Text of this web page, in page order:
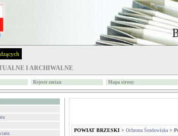
I ARCHIWALNE
Rejestr zmian Mapa strony
POWIAT BRZESKI > Ochrona Środowiska >